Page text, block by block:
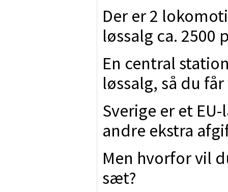
Der er 2
løssalg ca. 2500
En central
løssalg, så du
Sverige er et
andre ekstra
Men hvorfor vil
sæt?